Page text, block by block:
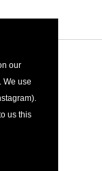
our
We use
us this
ドスクエア 6F